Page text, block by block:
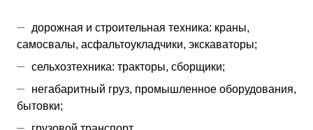
дорожная и строительная техника: краны,
самосвалы, асфальтоукладчики, экскаваторы;
сельхозтехника: тракторы, сборщики;
негабаритный груз, промышленное оборудования,
бытовки;